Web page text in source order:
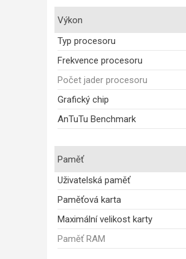
Výkon
Typ procesoru
Frekvence procesoru
Počet jader procesoru
Grafický chip
AnTuTu Benchmark
Paměť
Uživatelská paměť
Paměťová karta
Maximální velikost karty
Paměť RAM